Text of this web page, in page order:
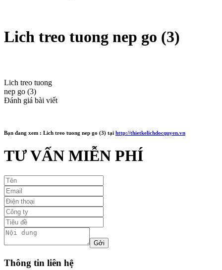
Lich treo tuong nep go (3)
Lich treo tuong
nep go (3)
Đánh giá bài viết
Bạn đang xem : Lich treo tuong nep go (3) tại http://thietkelichdocquyen.vn
TƯ VẤN MIỄN PHÍ
Thông tin liên hệ